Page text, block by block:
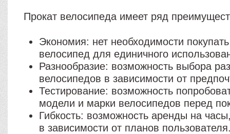
Прокат велосипеда имеет ряд
Экономия: нет необходимости
велосипед для единичного
Разнообразие: возможность выбора
велосипедов в зависимости от
Тестирование: возможность
модели и марки велосипедов перед
Гибкость: возможность аренды на
в зависимости от планов